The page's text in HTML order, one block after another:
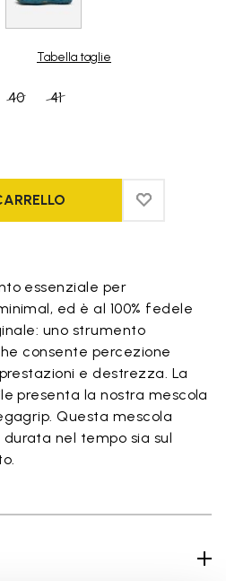
Tabella taglie
40 41
ADD TO
ADD TO
essenziale per
ed è al 100% fedele
uno strumento
consente percezione
e destrezza. La
presenta la nostra mescola
Questa mescola
nel tempo sia sul